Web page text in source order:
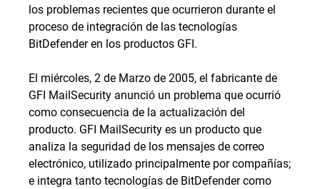
los problemas recientes que ocurrieron durante el
proceso de integración de las tecnologías
BitDefender en los productos GFI.
El miércoles, 2 de Marzo de 2005, el fabricante de
GFI MailSecurity anunció un problema que ocurrió
como consecuencia de la actualización del
producto. GFI MailSecurity es un producto que
analiza la seguridad de los mensajes de correo
electrónico, utilizado principalmente por compañías;
e integra tanto tecnologías de BitDefender como